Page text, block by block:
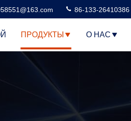
86-133-26410386
ПРОДУКТЫ О НАС